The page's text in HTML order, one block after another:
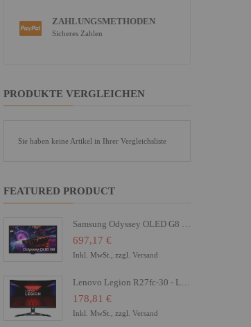
ZAHLUNGSMETHODEN
Sicheres Zahlen
PRODUKTE VERGLEICHEN
Sie haben keine Artikel in Ihrer Vergleichsliste
FEATURED PRODUCT
Samsung Odyssey OLED G8 S27FG810SU - G81SF Series - OLED-Monitor - Gaming - 68.6 cm (27")
697,17 €
Inkl. MwSt., zzgl. Versand
Lenovo Legion R27fc-30 - LED-Monitor - Gaming - gebogen - 68.6 cm (27")
178,81 €
Inkl. MwSt., zzgl. Versand